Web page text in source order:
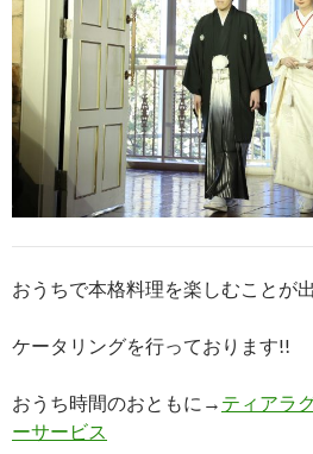
おうちで本格料理を楽しむことが
ケータリングを行っております!!
おうち時間のおともに→ ティアラ
ーサービス